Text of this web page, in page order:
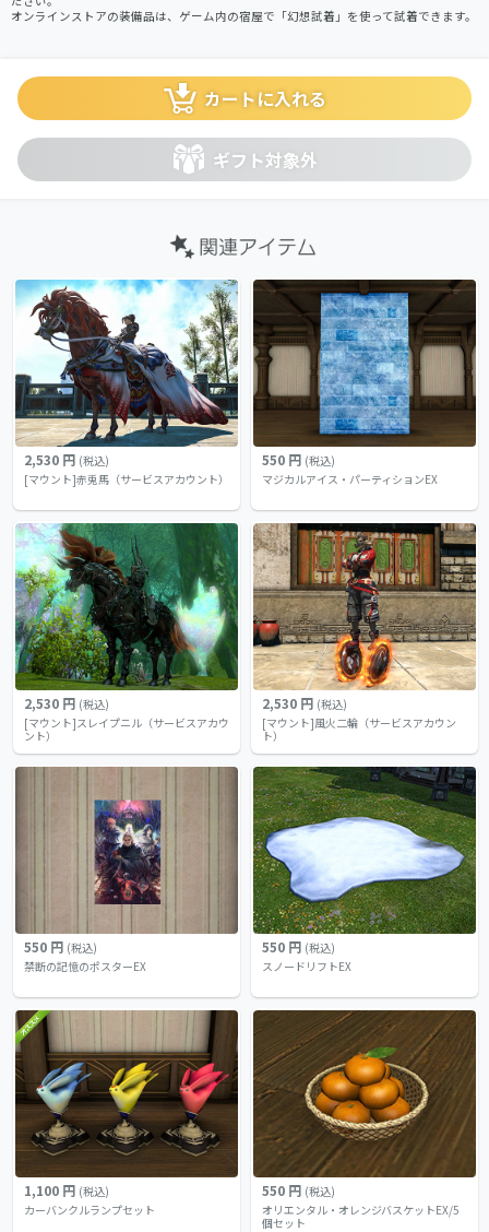
オンラインストアの装備品は、ゲーム内の宿屋で「幻想試着」を使って試着できます。
カートに入れる
ギフト対象外
2,530 円 (税込)
[マウント]赤兎馬（サービスアカウント）
550 円 (税込)
マジカルアイス・パーティションEX
2,530 円 (税込)
[マウント]スレイプニル（サービスアカウ
ント）
2,530 円 (税込)
[マウント]風火二輪（サービスアカウン
ト）
550 円 (税込)
禁断の記憶のポスターEX
550 円 (税込)
スノードリフトEX
1,100 円 (税込)
カーバンクルランプセット
550 円 (税込)
オリエンタル・オレンジバスケットEX/5
個セット